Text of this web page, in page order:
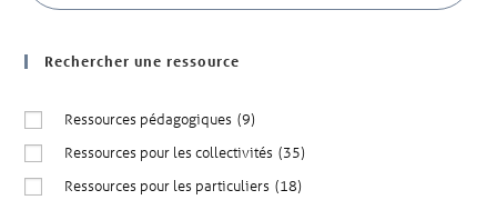
Rechercher une ressource
Ressources pédagogiques (9)
Ressources pour les collectivités (35)
Ressources pour les particuliers (18)